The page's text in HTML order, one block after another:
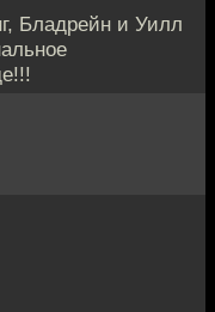
Бладрейн и Уилл